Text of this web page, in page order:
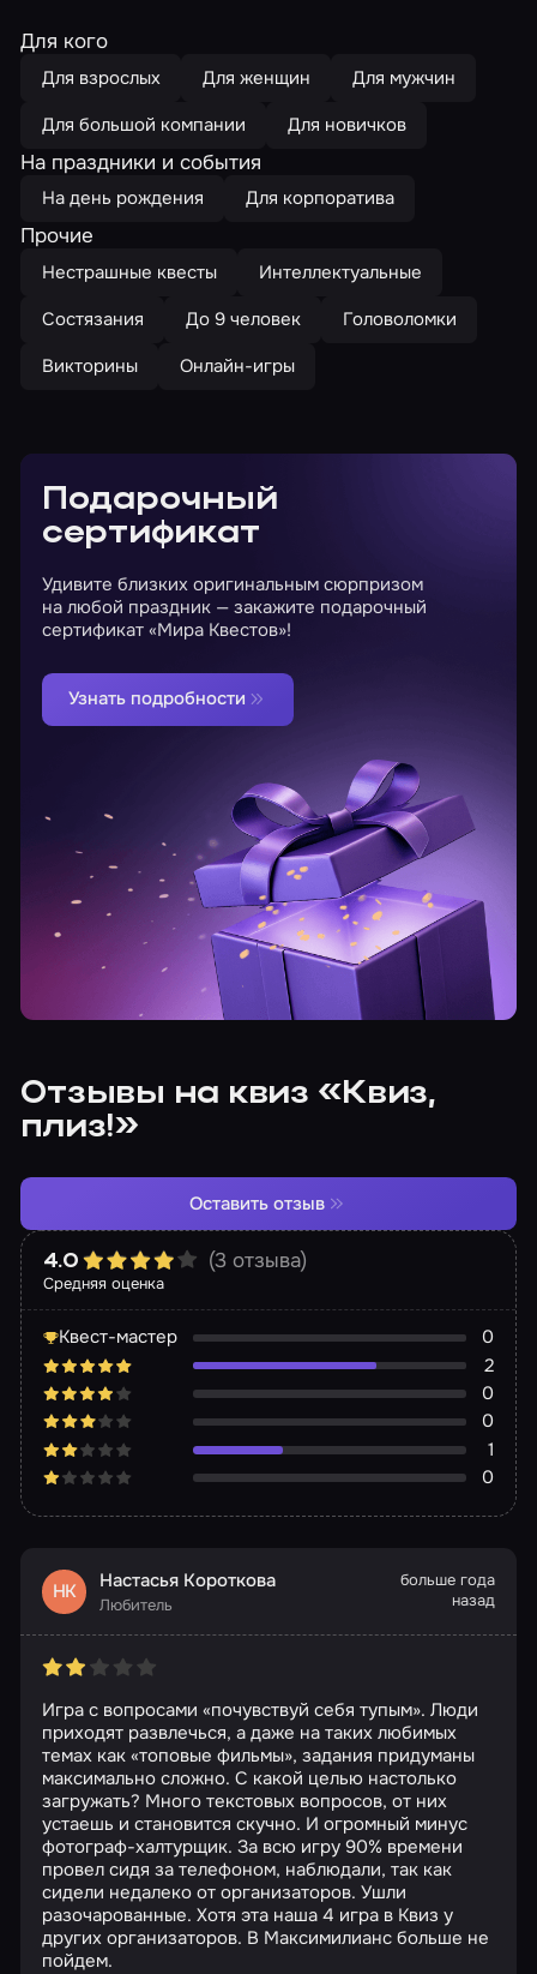
Для кого
Для взрослых Для женщин
Для мужчин
Для большой компании
Для новичков
На праздники и события
На день рождения Для корпоратива
Прочие
Нестрашные квесты
Интеллектуальные
Состязания
До 9 человек
Головоломки
Викторины
Онлайн-игры
Подарочный
сертификат
Удивите близких оригинальным сюрпризом
на любой праздник — закажите подарочный
сертификат «Мира Квестов»!
Узнать подробности
Отзывы на квиз «Квиз,
плиз!»
Средняя оценка
4.0 (3 отзыва)
Квест-мастер
0
2
0
0
1
0
Оставить отзыв
НК Настасья Короткова
Любитель
больше года
назад
Игра с вопросами «почувствуй себя тупым». Люди
приходят развлечься, а даже на таких любимых
темах как «топовые фильмы», задания придуманы
максимально сложно. С какой целью настолько
загружать? Много текстовых вопросов, от них
устаешь и становится скучно. И огромный минус
фотограф-халтурщик. За всю игру 90% времени
провел сидя за телефоном, наблюдали, так как
сидели недалеко от организаторов. Ушли
разочарованные. Хотя эта наша 4 игра в Квиз у
других организаторов. В Максимилианс больше не
пойдем.